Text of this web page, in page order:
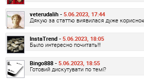
veterudalih - 5.06.2023, 17:44
Дякую за статтю виявилася дуже
InstaTrend - 5.06.2023, 18:05
Было интересно почитать!!!
Bingo888 - 5.06.2023, 18:55
Готовий дискутувати по темі?